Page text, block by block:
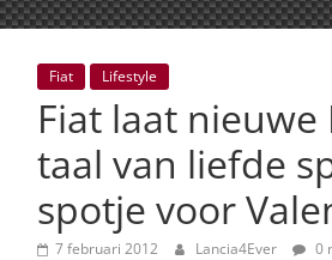
Gazetta
dell'Automobile
Italiana
autonieuws
lifestyle
Fiat Lifestyle
Fiat laat nieuwe
taal van liefde
spotje voor
7 februari 2012 Lancia4Ever 0